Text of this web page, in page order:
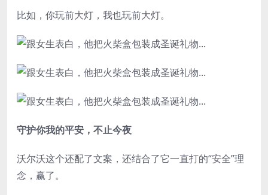
比如，你玩前大灯，我也玩前大灯。
守护你我的平安，不止今夜
沃尔沃这个还配了文案，还结合了它一直打的“安全”理
念，赢了。